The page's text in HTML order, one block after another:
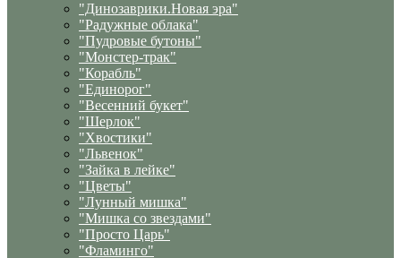
"Динозаврики.Новая эра"
"Радужные облака"
"Пудровые бутоны"
"Монстер-трак"
"Корабль"
"Единорог"
"Весенний букет"
"Шерлок"
"Хвостики"
"Львенок"
"Зайка в лейке"
"Цветы"
"Лунный мишка"
"Мишка со звездами"
"Просто Царь"
"Фламинго"